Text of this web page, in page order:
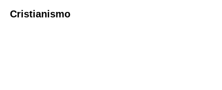
Cristianismo